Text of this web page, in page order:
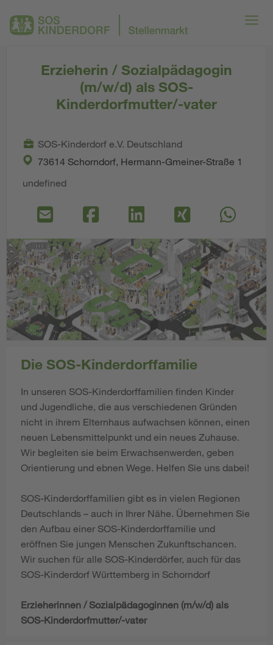
Erzieherin / Sozialpädagogin
(m/w/d) als SOS-
Kinderdorfmutter/-vater
SOS-Kinderdorf e.V. Deutschland
73614 Schorndorf, Hermann-Gmeiner-Straße 1
undefined
Die SOS-Kinderdorffamilie
In unseren SOS-Kinderdorffamilien finden Kinder
und Jugendliche, die aus verschiedenen Gründen
nicht in ihrem Elternhaus aufwachsen können, einen
neuen Lebensmittelpunkt und ein neues Zuhause.
Wir begleiten sie beim Erwachsenwerden, geben
Orientierung und ebnen Wege. Helfen Sie uns dabei!
SOS-Kinderdorffamilien gibt es in vielen Regionen
Deutschlands – auch in Ihrer Nähe. Übernehmen Sie
den Aufbau einer SOS-Kinderdorffamilie und
eröffnen Sie jungen Menschen Zukunftschancen.
Wir suchen für alle SOS-Kinderdörfer, auch für das
SOS-Kinderdorf Württemberg in Schorndorf
Erzieherinnen / Sozialpädagoginnen (m/w/d) als
SOS-Kinderdorfmutter/-vater